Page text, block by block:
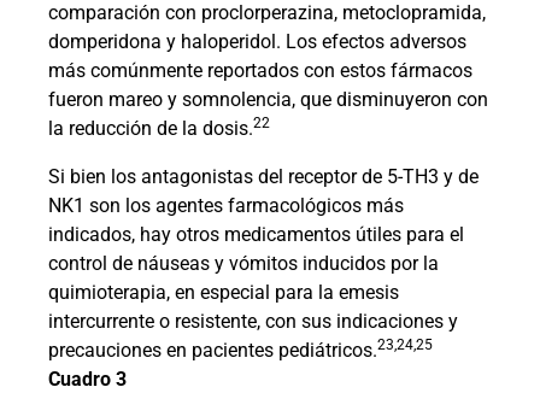
comparación con proclorperazina, metoclopramida,
domperidona y haloperidol. Los efectos adversos
más comúnmente reportados con estos fármacos
fueron mareo y somnolencia, que disminuyeron con
la reducción de la dosis.22
Si bien los antagonistas del receptor de 5-TH3 y de
NK1 son los agentes farmacológicos más
indicados, hay otros medicamentos útiles para el
control de náuseas y vómitos inducidos por la
quimioterapia, en especial para la emesis
intercurrente o resistente, con sus indicaciones y
precauciones en pacientes pediátricos.23,24,25
Cuadro 3